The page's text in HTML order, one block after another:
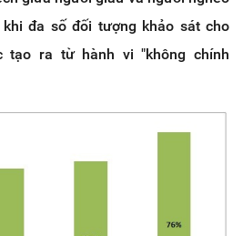
đa số đối tượng khảo sát cho
tạo ra từ hành vi "không chính